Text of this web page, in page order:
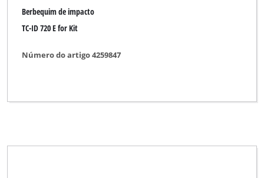
Berbequim de impacto
TC-ID 720 E for Kit
Número do artigo 4259847